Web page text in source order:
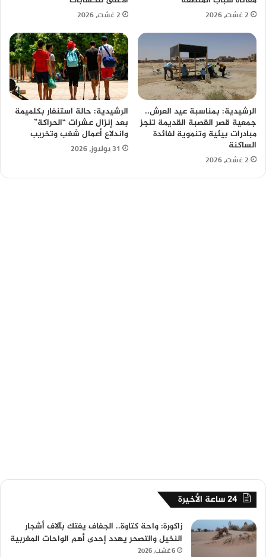
2 غشت، 2026
2 غشت، 2026
الرشيدية: بمناسبة عيد العرش..
جمعية قصر القصبة القديمة تنجز
مبادرات بيئية وتنموية لفائدة
الساكنة
2 غشت، 2026
الرشيدية: حالة استنفار بكلميمة
بعد إنزال عشرات “الحراكة”
واندلاع أعمال شغب وتخريب
31 يوليوز، 2026
24 ساعة الأخيرة
زاكورة: واحة كتاوة.. الجفاف يفتك بآلاف أشجار
النخيل والتصحر يهدد إحدى أهم الواحات المغربية
6 غشت، 2026